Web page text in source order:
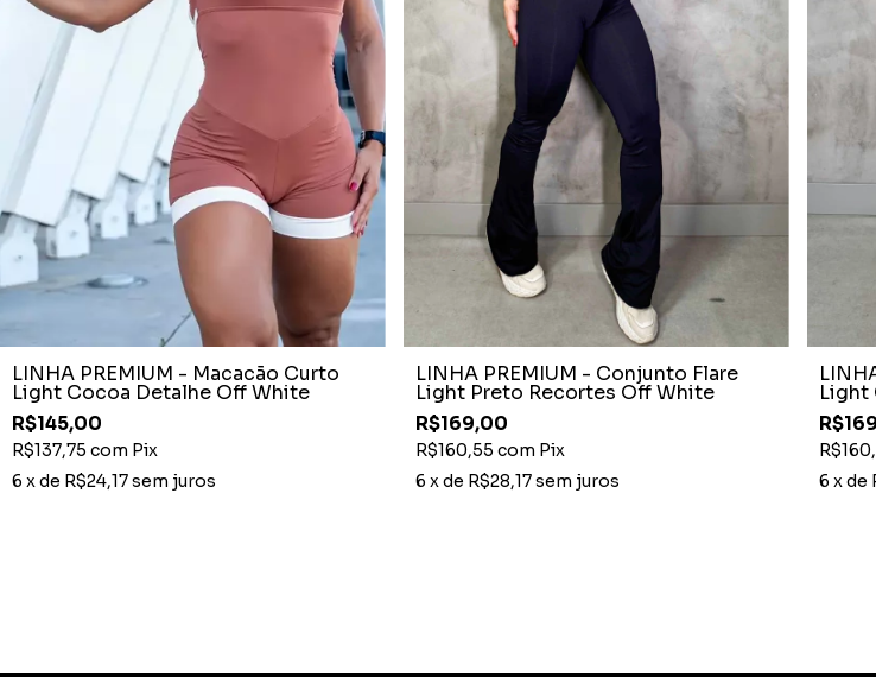
LINHA PREMIUM - Macacão Curto
Light Cocoa Detalhe Off White
R$145,00
R$137,75 com Pix
6 x de R$24,17sem juros
LINHA PREMIUM - Conjunto Flare
Light Preto Recortes Off White
R$169,00
R$160,55 com Pix
6 x de R$28,17sem juros
Light
6 x de